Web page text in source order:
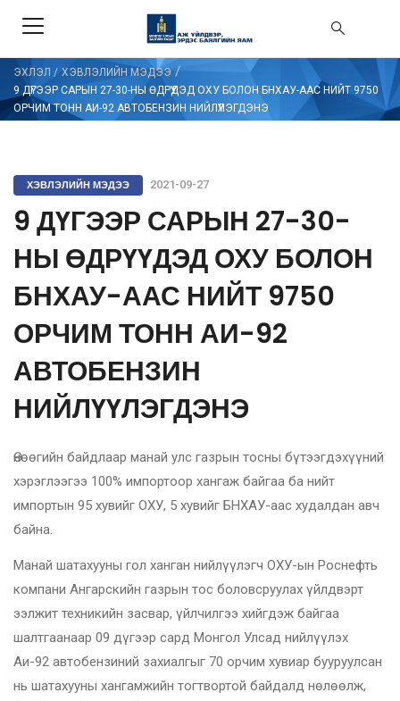
ЭХЛЭЛ / ХЭВЛЭЛИЙН МЭДЭЭ/
9 ДҮГЭЭР САРЫН 27-30-НЫ ӨДРҮҮДЭД ОХУ БОЛОН БНХАУ-ААС НИЙТ 9750
ОРЧИМ ТОНН АИ-92 АВТОБЕНЗИН НИЙЛҮҮЛЭГДЭНЭ
ХЭВЛЭЛИЙН МЭДЭЭ 2021-09-27
9 ДҮГЭЭР САРЫН 27-30-
НЫ ӨДРҮҮДЭД ОХУ БОЛОН
БНХАУ-ААС НИЙТ 9750
ОРЧИМ ТОНН АИ-92
АВТОБЕНЗИН
НИЙЛҮҮЛЭГДЭНЭ
Өнөөгийн байдлаар манай улс газрын тосны бүтээгдэхүүний
хэрэглээгээ 100% импортоор хангаж байгаа ба нийт
импортын 95 хувийг ОХУ, 5 хувийг БНХАУ-аас худалдан авч
байна.
Манай шатахууны гол ханган нийлүүлэгч ОХУ-ын Роснефть
компани Ангарскийн газрын тос боловсруулах үйлдвэрт
ээлжит техникийн засвар, үйлчилгээ хийгдэж байгаа
шалтгаанаар 09 дүгээр сард Монгол Улсад нийлүүлэх
Аи-92 автобензиний захиалгыг 70 орчим хувиар бууруулсан
нь шатахууны хангамжийн тогтвортой байдалд нөлөөлж,